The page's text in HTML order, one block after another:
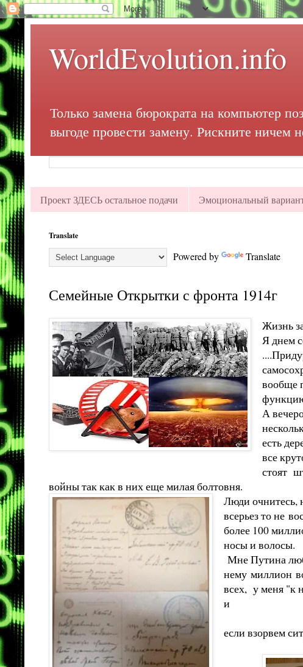
WorldEvolution.info
Только замена бюрократа на компьютер
выгоде провести замену. Рискните ничем
Проект ЗДЕСЬ остальное подачи Эмоциональный
Translate
Powered by Translate
Семейные Открытки с фронта 1914г
Жизнь
Я днем
вообще
А
есть
все
стоят
войны так как в них еще милая болтовня.
Люди очнитесь,
всерьез то не
более 100
носы и волосы.
Мне Путина
нему миллион
всех, у меня "к
и
если взорвем